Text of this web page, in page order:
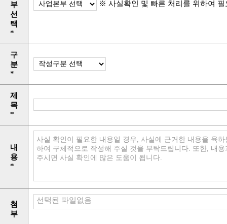
부
선
택
*
※ 사실확인 및 빠른 처리를 위하여 필
구
분
*
제
목
*
내
용
*
첨
부
선택된 파일없음